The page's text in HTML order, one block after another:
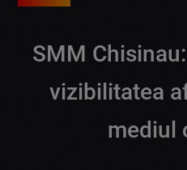
SMM
vizibilitatea
mediul